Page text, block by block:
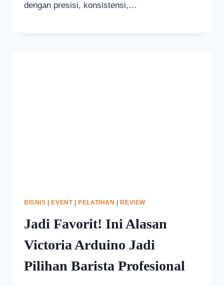
dengan presisi, konsistensi,…
BISNIS |EVENT|PELATIHAN |REVIEW
Jadi Favorit! Ini Alasan
Victoria Arduino Jadi
Pilihan Barista Profesional